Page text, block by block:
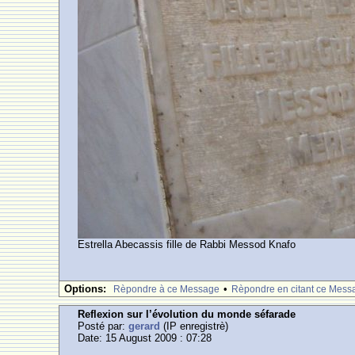
Estrella Abecassis fille de Rabbi Messod Knafo
Options: Rèpondre à ce Message • Rèpondre en citant ce
Reflexion sur l’évolution du monde séfarade
Posté par:gerard (IP enregistrè)
Date: 15 August 2009 : 07:28